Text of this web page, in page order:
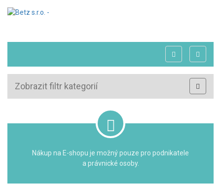
Zobrazit filtr kategorií
Nákup na E-shopu je možný pouze pro podnikatele
a právnické osoby.